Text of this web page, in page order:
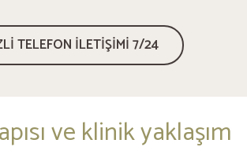
TELEFON İLETİŞİMİ 7/24
ve klinik yaklaşım